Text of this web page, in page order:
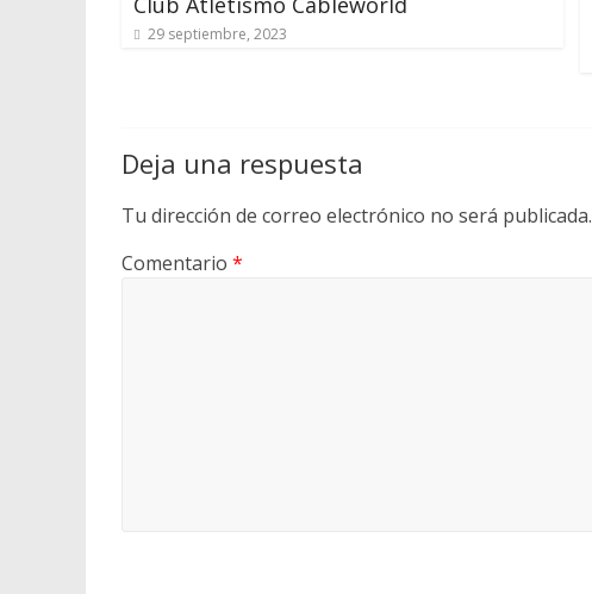
29 septiembre, 2023
Deja una respuesta
Tu dirección de correo electrónico no será publicada.
Comentario *